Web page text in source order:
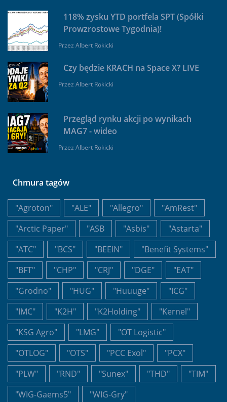
118% zysku YTD portfela SPT (Spółki
Prowzrostowe Tygodnia)!
Przez Albert Rokicki
Czy będzie KRACH na Space X? LIVE
Przez Albert Rokicki
Przegląd rynku akcji po wynikach
MAG7 - wideo
Przez Albert Rokicki
Chmura tagów
"Agroton" "ALE" "Allegro"
"AmRest"
"Arctic Paper"
"ASB "Asbis"
"Astarta"
"ATC"
"BCS" "BEEIN"
"Benefit Systems"
"BFT"
"CHP" "CRJ" "DGE"
"EAT"
"Grodno"
"HUG" "Huuuge"
"ICG"
"IMC"
"K2H" "K2Holding"
"Kernel"
"KSG Agro"
"LMG"
"OT Logistic"
"OTLOG"
"OTS" "PCC Exol"
"PCX"
"PLW"
"RND" "Sunex" "THD"
"TIM"
"WIG-Gaems5"
"WIG-Gry"